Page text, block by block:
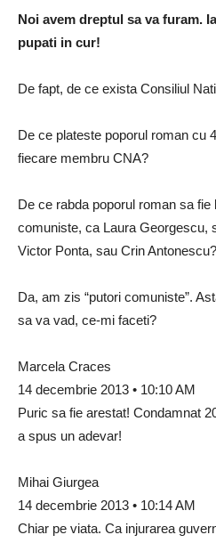
Noi avem dreptul sa va furam.
pupati in cur!
De fapt, de ce exista Consiliul
De ce plateste poporul roman cu
fiecare membru CNA?
De ce rabda poporul roman sa
comuniste, ca Laura Georgescu,
Victor Ponta, sau Crin Antonescu?
Da, am zis “putori comuniste”.
sa va vad, ce-mi faceti?
Marcela Craces
14 decembrie 2013 • 10:10 AM
Puric sa fie arestat! Condamnat
a spus un adevar!
Mihai Giurgea
14 decembrie 2013 • 10:14 AM
Chiar pe viata. Ca injurarea